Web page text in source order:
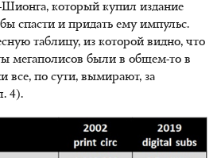
Шионга, который купил издание
спасти и придать ему импульс.
таблицу, из которой видно, что
мегаполисов были в общем-то в
все, по сути, вымирают, за
4).